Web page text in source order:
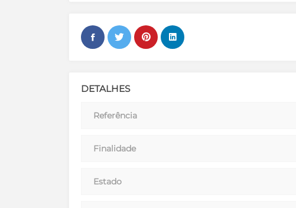
DETALHES
Referência
Finalidade
Estado